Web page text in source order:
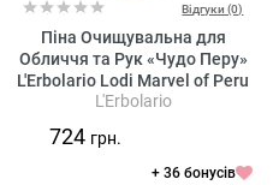
Відгуки (0)
Піна Очищувальна для
Обличчя та Рук «Чудо Перу»
L'Erbolario Lodi Marvel of Peru
Face & Hands Cleansing
L'Erbolario
724 грн.
+ 36 бонусів